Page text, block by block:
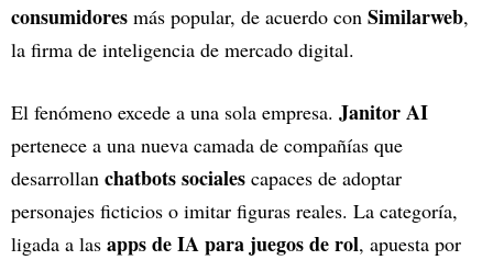
consumidores más popular, de acuerdo con Similarweb,
la firma de inteligencia de mercado digital.
El fenómeno excede a una sola empresa. Janitor AI
pertenece a una nueva camada de compañías que
desarrollan chatbots sociales capaces de adoptar
personajes ficticios o imitar figuras reales. La categoría,
ligada a las apps de IA para juegos de rol, apuesta por